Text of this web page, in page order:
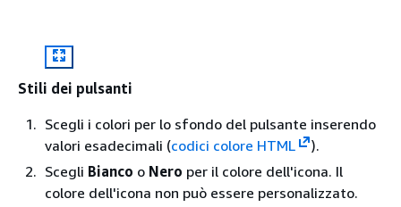
Stili dei pulsanti
Scegli i colori per lo sfondo del pulsante inserendo
valori esadecimali (codici colore HTML
).
Scegli Bianco o Nero per il colore dell'icona. Il
colore dell'icona non può essere personalizzato.